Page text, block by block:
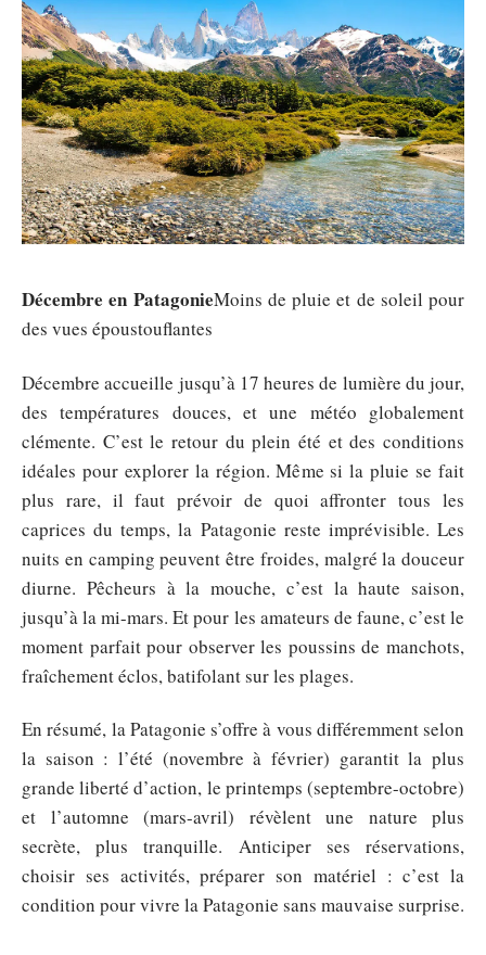
Décembre en PatagonieMoins de pluie et de soleil pour
des vues époustouflantes
Décembre accueille jusqu’à 17 heures de lumière du jour,
des températures douces, et une météo globalement
clémente. C’est le retour du plein été et des conditions
idéales pour explorer la région. Même si la pluie se fait
plus rare, il faut prévoir de quoi affronter tous les
caprices du temps, la Patagonie reste imprévisible. Les
nuits en camping peuvent être froides, malgré la douceur
diurne. Pêcheurs à la mouche, c’est la haute saison,
jusqu’à la mi-mars. Et pour les amateurs de faune, c’est le
moment parfait pour observer les poussins de manchots,
fraîchement éclos, batifolant sur les plages.
En résumé, la Patagonie s’offre à vous différemment selon
la saison : l’été (novembre à février) garantit la plus
grande liberté d’action, le printemps (septembre-octobre)
et l’automne (mars-avril) révèlent une nature plus
secrète, plus tranquille. Anticiper ses réservations,
choisir ses activités, préparer son matériel : c’est la
condition pour vivre la Patagonie sans mauvaise surprise.